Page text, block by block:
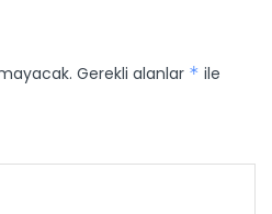
Gerekli alanlar * ile